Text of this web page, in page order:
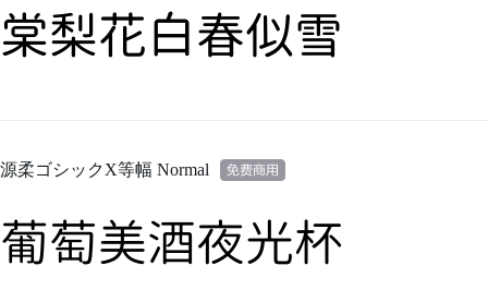
棠梨花白春似雪
源柔ゴシックX等幅 Normal
葡萄美酒夜光杯